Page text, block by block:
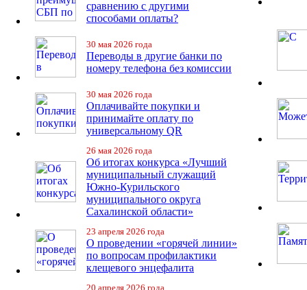
сравнению с другими
способами оплаты?
30 мая 2026 года
Переводы в другие банки по
номеру телефона без комиссии
30 мая 2026 года
Оплачивайте покупки и
принимайте оплату по
универсальному QR
26 мая 2026 года
Об итогах конкурса «Лучший
муниципальный служащий
Южно-Курильского
муниципального округа
Сахалинской области»
23 апреля 2026 года
О проведении «горячей линии»
по вопросам профилактики
клещевого энцефалита
20 апреля 2026 года